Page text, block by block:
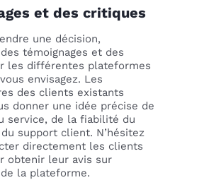
et des critiques
une décision,
témoignages et des
les différentes plateformes
envisagez. Les
des clients existants
donner une idée précise de
service, de la fiabilité du
support client. N’hésitez
directement les clients
obtenir leur avis sur
la plateforme.